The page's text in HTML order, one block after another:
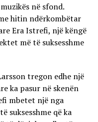
në sfond.
hitin ndërkombëtar
Era Istrefi, një këngë
më të suksesshme
tregon edhe një
ka pasur në skenën
mbetet një nga
suksesshme që ka